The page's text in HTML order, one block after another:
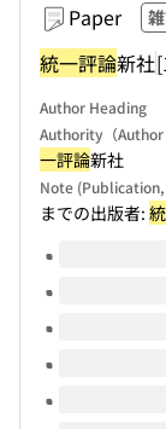
Paper
統一評論新社
Author Heading
Authority（
一評論新社
Note
までの出版者:
Volumes of this title